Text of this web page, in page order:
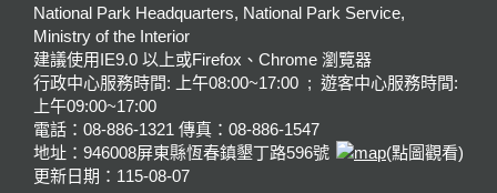
National Park Headquarters, National Park Service,
Ministry of the Interior
建議使用IE9.0 以上或Firefox、Chrome 瀏覽器
行政中心服務時間: 上午08:00~17:00 ; 遊客中心服務時間:
上午09:00~17:00
電話：08-886-1321 傳真：08-886-1547
地址：946008屏東縣恆春鎮墾丁路596號
(點圖觀看)
更新日期： 115-08-07